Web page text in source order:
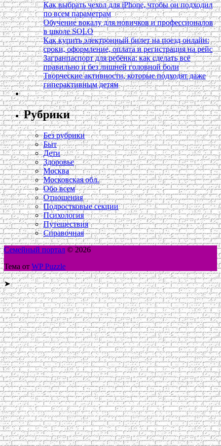
Как выбрать чехол для iPhone, чтобы он подходил
по всем параметрам
Обучение вокалу для новичков и профессионалов
в школе SOLO
Как купить электронный билет на поезд онлайн:
сроки, оформление, оплата и регистрация на рейс
Загранпаспорт для ребёнка: как сделать всё
правильно и без лишней головной боли
Творческие активности, которые подходят даже
гиперактивным детям
Рубрики
Без рубрики
Быт
Дети
Здоровье
Москва
Московская обл.
Обо всем
Отношения
Подростковые секции
Психология
Путешествия
Справочная
Семейный портал © 2026
Тема от WP Puzzle
➤